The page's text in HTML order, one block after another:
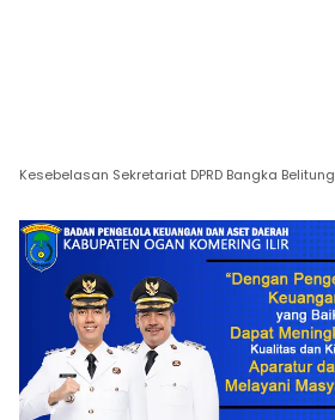
Kesebelasan Sekretariat DPRD Bangka Belitung